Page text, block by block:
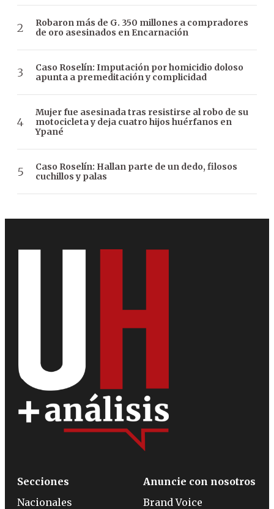
Robaron más de G. 350 millones a compradores
de oro asesinados en Encarnación
Caso Roselín: Imputación por homicidio doloso
apunta a premeditación y complicidad
Mujer fue asesinada tras resistirse al robo de su
motocicleta y deja cuatro hijos huérfanos en
Ypané
Caso Roselín: Hallan parte de un dedo, filosos
cuchillos y palas
Secciones
Nacionales
Anuncie con nosotros
Brand Voice